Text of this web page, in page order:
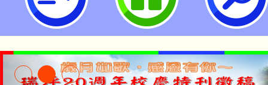
（星期二）期間進行「青少年網路
調查」，檢附調查問卷及網址-桃
學